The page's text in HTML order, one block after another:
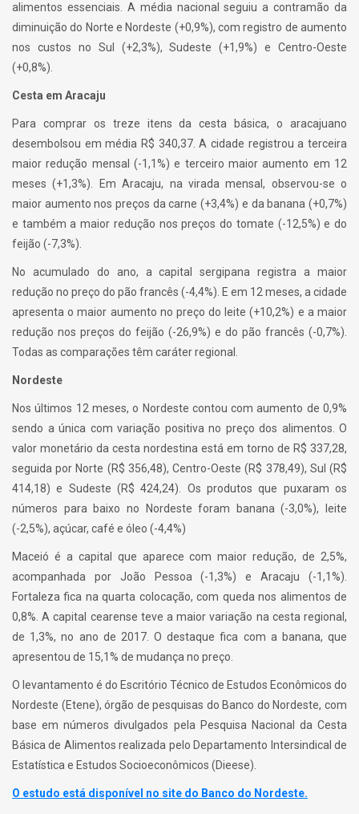
alimentos essenciais. A média nacional seguiu a contramão da
diminuição do Norte e Nordeste (+0,9%), com registro de aumento
nos custos no Sul (+2,3%), Sudeste (+1,9%) e Centro-Oeste
(+0,8%).
Cesta em Aracaju
Para comprar os treze itens da cesta básica, o aracajuano
desembolsou em média R$ 340,37. A cidade registrou a terceira
maior redução mensal (-1,1%) e terceiro maior aumento em 12
meses (+1,3%). Em Aracaju, na virada mensal, observou-se o
maior aumento nos preços da carne (+3,4%) e da banana (+0,7%)
e também a maior redução nos preços do tomate (-12,5%) e do
feijão (-7,3%).
No acumulado do ano, a capital sergipana registra a maior
redução no preço do pão francês (-4,4%). E em 12 meses, a cidade
apresenta o maior aumento no preço do leite (+10,2%) e a maior
redução nos preços do feijão (-26,9%) e do pão francês (-0,7%).
Todas as comparações têm caráter regional.
Nordeste
Nos últimos 12 meses, o Nordeste contou com aumento de 0,9%
sendo a única com variação positiva no preço dos alimentos. O
valor monetário da cesta nordestina está em torno de R$ 337,28,
seguida por Norte (R$ 356,48), Centro-Oeste (R$ 378,49), Sul (R$
414,18) e Sudeste (R$ 424,24). Os produtos que puxaram os
números para baixo no Nordeste foram banana (-3,0%), leite
(-2,5%), açúcar, café e óleo (-4,4%)
Maceió é a capital que aparece com maior redução, de 2,5%,
acompanhada por João Pessoa (-1,3%) e Aracaju (-1,1%).
Fortaleza fica na quarta colocação, com queda nos alimentos de
0,8%. A capital cearense teve a maior variação na cesta regional,
de 1,3%, no ano de 2017. O destaque fica com a banana, que
apresentou de 15,1% de mudança no preço.
O levantamento é do Escritório Técnico de Estudos Econômicos do
Nordeste (Etene), órgão de pesquisas do Banco do Nordeste, com
base em números divulgados pela Pesquisa Nacional da Cesta
Básica de Alimentos realizada pelo Departamento Intersindical de
Estatística e Estudos Socioeconômicos (Dieese).
O estudo está disponível no site do Banco do Nordeste.